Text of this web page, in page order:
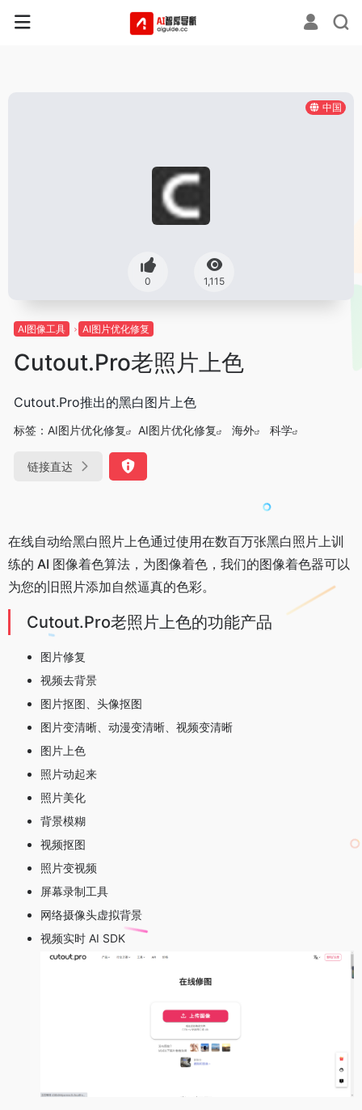
中国
0 1,115
AI图像工具 AI图片优化修复
Cutout.Pro老照片上色
Cutout.Pro推出的黑白图片上色
标签： AI图片优化修复 AI图片优化修复 海外 科学
链接直达
在线自动给黑白照片上色通过使用在数百万张黑白照片上训
练的 AI 图像着色算法， 为图像着色，我们的图像着色器可以
为您的旧照片添加自然逼真的色彩。
Cutout.Pro老照片上色的功能产品
图片修复
视频去背景
图片抠图、头像抠图
图片变清晰、动漫变清晰、视频变清晰
图片上色
照片动起来
照片美化
背景模糊
视频抠图
照片变视频
屏幕录制工具
网络摄像头虚拟背景
视频实时 AI SDK